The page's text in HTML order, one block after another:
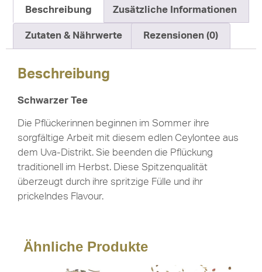
Beschreibung Zusätzliche Informationen
Zutaten & Nährwerte Rezensionen (0)
Beschreibung
Schwarzer Tee
Die Pflückerinnen beginnen im Sommer ihre
sorgfältige Arbeit mit diesem edlen Ceylontee aus
dem Uva-Distrikt. Sie beenden die Pflückung
traditionell im Herbst. Diese Spitzenqualität
überzeugt durch ihre spritzige Fülle und ihr
prickelndes Flavour.
Ähnliche Produkte